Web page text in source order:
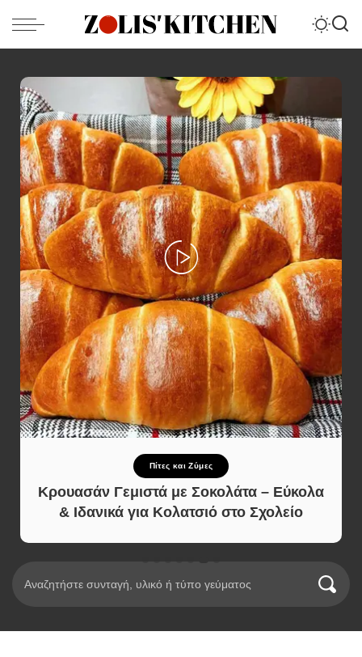
Πίτες και Ζύμες
Κρουασάν Γεμιστά με Σοκολάτα – Εύκολα
& Ιδανικά για Κολατσιό στο Σχολείο